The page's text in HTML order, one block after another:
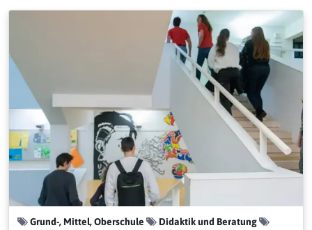
Grund-, Mittel, Oberschule
Didaktik und Beratung